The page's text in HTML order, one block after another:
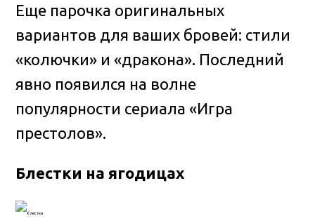
Еще парочка оригинальных
вариантов для ваших бровей: стили
«колючки» и «дракона». Последний
явно появился на волне
популярности сериала «Игра
престолов».
Блестки на ягодицах